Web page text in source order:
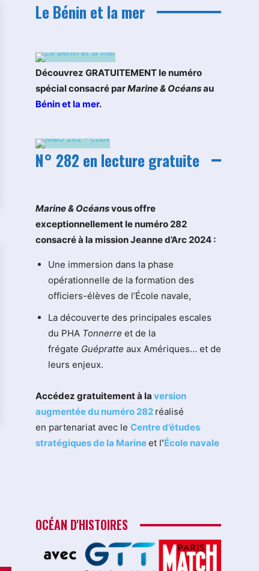
Le Bénin et la mer
Découvrez GRATUITEMENT le numéro
spécial consacré parMarine & Océansau
Bénin et la mer.
N° 282 en lecture gratuite
Marine & Océansvous offre
exceptionnellement le numéro 282
consacré à la mission Jeanne d’Arc 2024 :
Une immersion dans la phase
opérationnelle de la formation des
officiers-élèves de l’École navale,
La découverte des principales escales
du PHA Tonnerre et de la
frégate Guépratte aux Amériques… et de
leurs enjeux.
Accédez gratuitement à la version
augmentée du numéro 282 réalisé
en partenariat avec le Centre d’études
stratégiques de la Marineet l‘École navale
OCÉAN D'HISTOIRES